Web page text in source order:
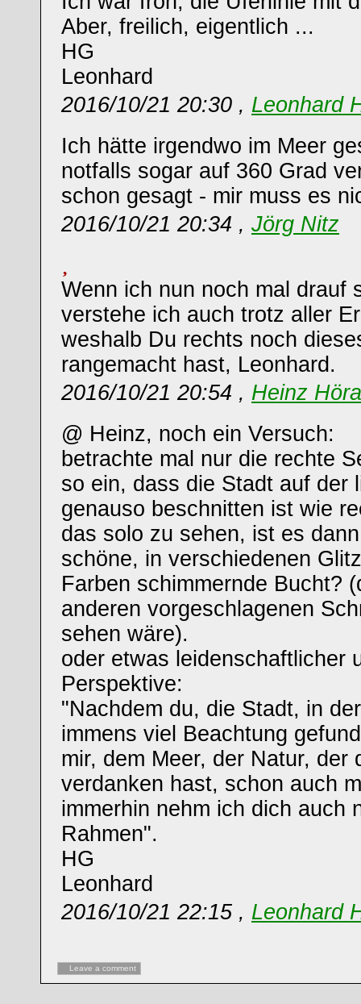
Aber, freilich, eigentlich ...
HG
Leonhard
2016/10/21 20:30 , Leonhard
Ich hätte irgendwo im Meer
notfalls sogar auf 360 Grad
schon gesagt - mir muss es
2016/10/21 20:34 , Jörg Nitz
Wenn ich nun noch mal drauf
verstehe ich auch trotz aller
weshalb Du rechts noch
rangemacht hast, Leonhard.
2016/10/21 20:54 , Heinz Höra
@ Heinz, noch ein Versuch:
betrachte mal nur die rechte
so ein, dass die Stadt auf der
genauso beschnitten ist wie
das solo zu sehen, ist es
schöne, in verschiedenen
Farben schimmernde Bucht?
anderen vorgeschlagenen
sehen wäre).
oder etwas leidenschaftlicher
Perspektive:
"Nachdem du, die Stadt, in
immens viel Beachtung
mir, dem Meer, der Natur, der
verdanken hast, schon auch
immerhin nehm ich dich auch
Rahmen".
HG
Leonhard
2016/10/21 22:15 , Leonhard
Leave a comment